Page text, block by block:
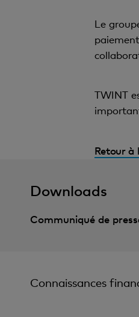
Le
TWINT
Retour à
Downloads
Communiqué de
Connaissances